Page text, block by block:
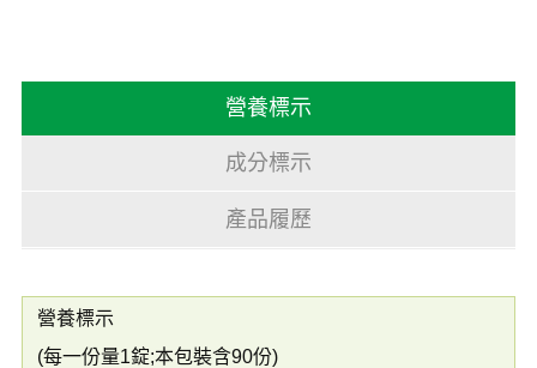
營養標示
成分標示
產品履歷
營養標示
(每一份量1錠;本包裝含90份)